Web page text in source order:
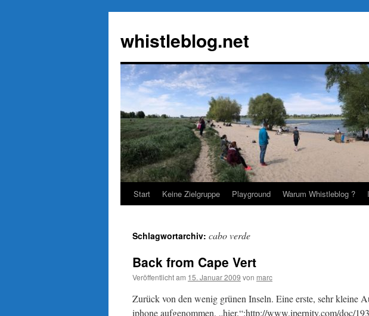
springen
whistleblog.net
Start Keine Zielgruppe Playground Warum Whistleblog ?
Schlagwortarchiv: cabo verde
Back from Cape Vert
Veröffentlicht am 15. Januar 2009 von marc
Zurück von den wenig grünen Inseln. Eine erste, sehr kleine
iphone aufgenommen, „hier.“:http://www.ipernity.com/doc/